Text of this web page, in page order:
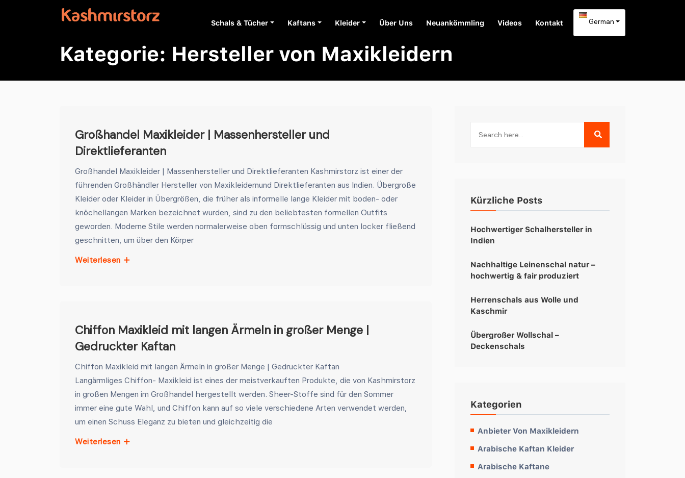
Schals & Tücher Kaftans Kleider Über Uns Neuankömmling Videos Kontakt German
Kategorie: Hersteller von Maxikleidern
Großhandel Maxikleider | Massenhersteller und
Direktlieferanten
Großhandel Maxikleider | Massenhersteller und Direktlieferanten Kashmirstorz ist einer der
führenden Großhändler Hersteller von Maxikleidernund Direktlieferanten aus Indien. Übergroße
Kleider oder Kleider in Übergrößen, die früher als informelle lange Kleider mit boden- oder
knöchellangen Marken bezeichnet wurden, sind zu den beliebtesten formellen Outfits
geworden. Moderne Stile werden normalerweise oben formschlüssig und unten locker fließend
geschnitten, um über den Körper
Weiterlesen
Chiffon Maxikleid mit langen Ärmeln in großer Menge |
Gedruckter Kaftan
Chiffon Maxikleid mit langen Ärmeln in großer Menge | Gedruckter Kaftan
Langärmliges Chiffon- Maxikleid ist eines der meistverkauften Produkte, die von Kashmirstorz
in großen Mengen im Großhandel hergestellt werden. Sheer-Stoffe sind für den Sommer
immer eine gute Wahl, und Chiffon kann auf so viele verschiedene Arten verwendet werden,
um einen Schuss Eleganz zu bieten und gleichzeitig die
Weiterlesen
Kürzliche Posts
Hochwertiger Schalhersteller in
Indien
Nachhaltige Leinenschal natur –
hochwertig & fair produziert
Herrenschals aus Wolle und
Kaschmir
Übergroßer Wollschal –
Deckenschals
Kategorien
Anbieter Von Maxikleidern
Arabische Kaftan Kleider
Arabische Kaftane